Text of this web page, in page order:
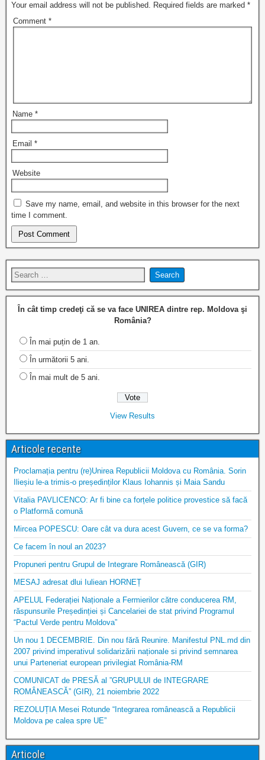
Your email address will not be published. Required fields are marked *
Comment *
Name *
Email *
Website
Save my name, email, and website in this browser for the next
time I comment.
În cât timp credeţi că se va face UNIREA dintre rep. Moldova şi
România?
În mai puțin de 1 an.
În următorii 5 ani.
În mai mult de 5 ani.
View Results
Articole recente
Proclamația pentru (re)Unirea Republicii Moldova cu România. Sorin
Ilieșiu le-a trimis-o președinților Klaus Iohannis și Maia Sandu
Vitalia PAVLICENCO: Ar fi bine ca forțele politice provestice să facă
o Platformă comună
Mircea POPESCU: Oare cât va dura acest Guvern, ce se va forma?
Ce facem în noul an 2023?
Propuneri pentru Grupul de Integrare Românească (GIR)
MESAJ adresat dlui Iuliean HORNEȚ
APELUL Federației Naționale a Fermierilor către conducerea RM,
răspunsurile Președinției și Cancelariei de stat privind Programul
“Pactul Verde pentru Moldova”
Un nou 1 DECEMBRIE. Din nou fără Reunire. Manifestul PNL.md din
2007 privind imperativul solidarizării naționale si privind semnarea
unui Parteneriat european privilegiat România-RM
COMUNICAT de PRESĂ al ”GRUPULUI de INTEGRARE
ROMÂNEASCĂ” (GIR), 21 noiembrie 2022
REZOLUȚIA Mesei Rotunde “Integrarea românească a Republicii
Moldova pe calea spre UE”
Articole